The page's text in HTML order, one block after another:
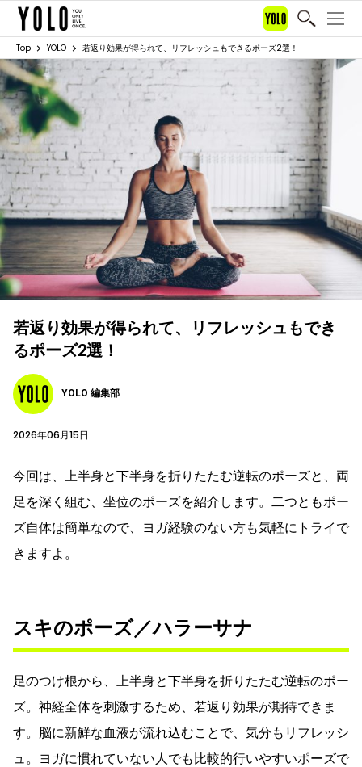
Top YOLO 若返り効果が得られて、リフレッシュもできるポーズ2選！
若返り効果が得られて、リフレッシュもでき
るポーズ2選！
YOLO 編集部
2026年06月15日
今回は、上半身と下半身を折りたたむ逆転のポーズと、両
足を深く組む、坐位のポーズを紹介します。二つともポー
ズ自体は簡単なので、ヨガ経験のない方も気軽にトライで
きますよ。
スキのポーズ／ハラーサナ
足のつけ根から、上半身と下半身を折りたたむ逆転のポー
ズ。神経全体を刺激するため、若返り効果が期待できま
す。脳に新鮮な血液が流れ込むことで、気分もリフレッシ
ュ。ヨガに慣れていない人でも比較的行いやすいポーズで